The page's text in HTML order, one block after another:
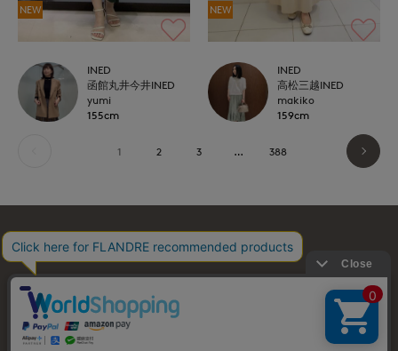
NEW
INED
函館丸井今井INED
yumi
155cm
NEW
INED
高松三越INED
makiko
159cm
1 2 3 … 388
お問い合わせ 利用規約 プライバシーポリシー
特定商取引・古物営業法に基づく表示